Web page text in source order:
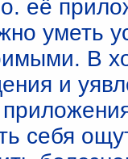
её
уметь
В
и
себя